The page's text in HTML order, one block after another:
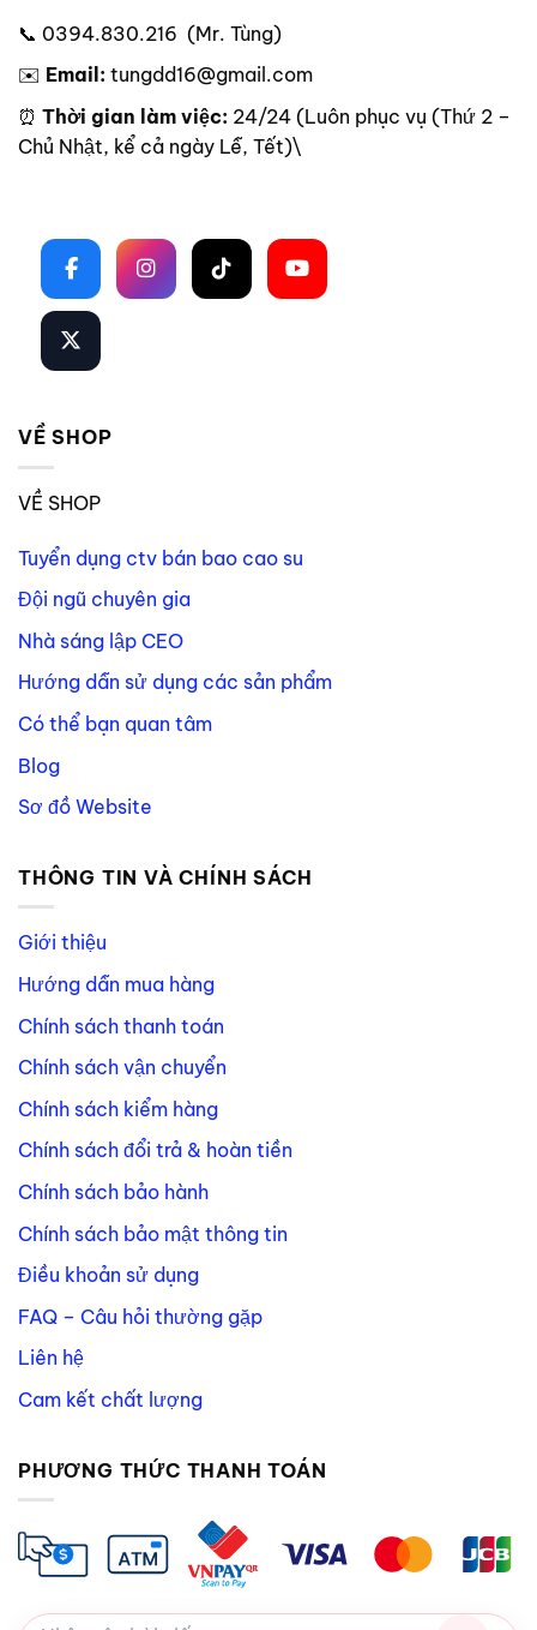
📞 0394.830.216 (Mr. Tùng)
✉️ Email: tungdd16@gmail.com
⏰ Thời gian làm việc: 24/24 (Luôn phục vụ (Thứ 2 –
Chủ Nhật, kể cả ngày Lễ, Tết)\
VỀ SHOP
VỀ SHOP
Tuyển dụng ctv bán bao cao su
Đội ngũ chuyên gia
Nhà sáng lập CEO
Hướng dẫn sử dụng các sản phẩm
Có thể bạn quan tâm
Blog
Sơ đồ Website
THÔNG TIN VÀ CHÍNH SÁCH
Giới thiệu
Hướng dẫn mua hàng
Chính sách thanh toán
Chính sách vận chuyển
Chính sách kiểm hàng
Chính sách đổi trả & hoàn tiền
Chính sách bảo hành
Chính sách bảo mật thông tin
Điều khoản sử dụng
FAQ – Câu hỏi thường gặp
Liên hệ
Cam kết chất lượng
PHƯƠNG THỨC THANH TOÁN